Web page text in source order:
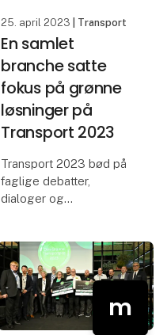
25. april 2023 | Transport
En samlet
branche satte
fokus på grønne
løsninger på
Transport 2023
Transport 2023 bød på
faglige debatter,
dialoger og
fremtidens grønne
transportløsninger.
23.778 fagfolk lagde
vejen forbi Transport m